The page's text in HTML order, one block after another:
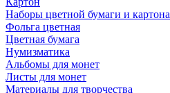
Наборы цветной бумаги и картона
Фольга цветная
Цветная бумага
Нумизматика
Альбомы для монет
Листы для монет
Материалы для творчества